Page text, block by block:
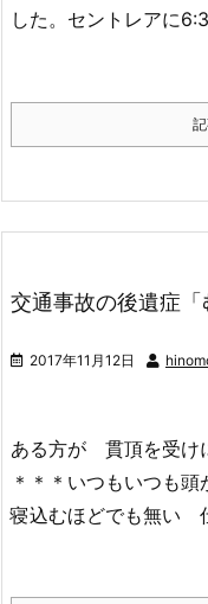
した。セントレアに
交通事故の後遺症
2017年11月12日
ある方が 貫頂を受け
＊＊＊いつもいつも
寝込むほどでも無い